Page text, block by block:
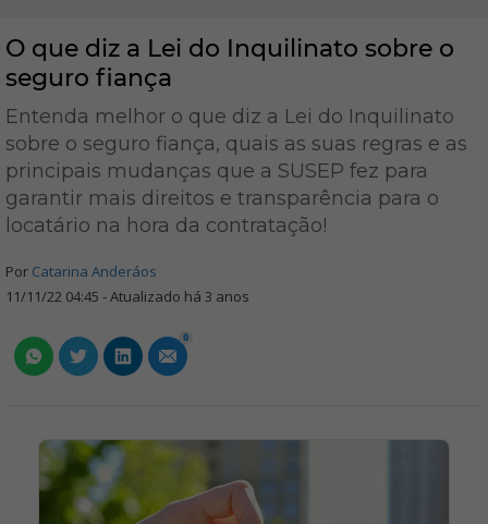
O que diz a Lei do Inquilinato sobre o
seguro fiança
Entenda melhor o que diz a Lei do Inquilinato
sobre o seguro fiança, quais as suas regras e as
principais mudanças que a SUSEP fez para
garantir mais direitos e transparência para o
locatário na hora da contratação!
Por Catarina Anderáos
11/11/22 04:45 - Atualizado há 3 anos
0